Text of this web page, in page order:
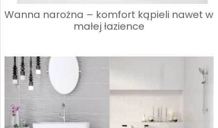
Wanna narożna – komfort kąpieli nawet w
małej łazience